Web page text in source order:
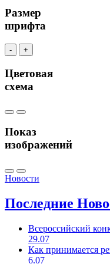
Размер
шрифта
- +
Цветовая
схема
Показ
изображений
Новости
Последние
Всероссийский
29.07
Как принимается
6.07